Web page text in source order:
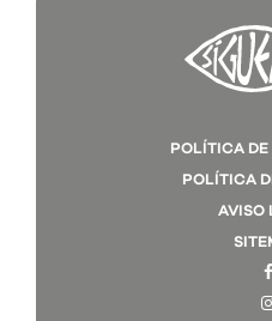
POLÍTICA
POLÍTICA
AVISO